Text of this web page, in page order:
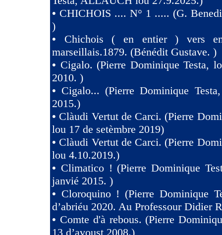
• CHICHOIS .... N° 1 ..... (G.
)
• Chichois ( en entier ) vers
marseillais.1879. (Bénédit Gustave. )
• Cigalo. (Pierre Dominique Testa,
2010. )
• Cigalo... (Pierre Dominique
2015.)
• Clàudi Vertut de Carci. (Pierre
lou 17 de setèmbre 2019)
• Clàudi Vertut de Carci. (Pierre
lou 4.10.2019.)
• Climatico ! (Pierre Dominique
janvié 2015. )
• Cloroquino ! (Pierre Dominique
d’abriéu 2020. Au Professour Didier
• Comte d'à rebous. (Pierre
13 d’avoust 2008.)